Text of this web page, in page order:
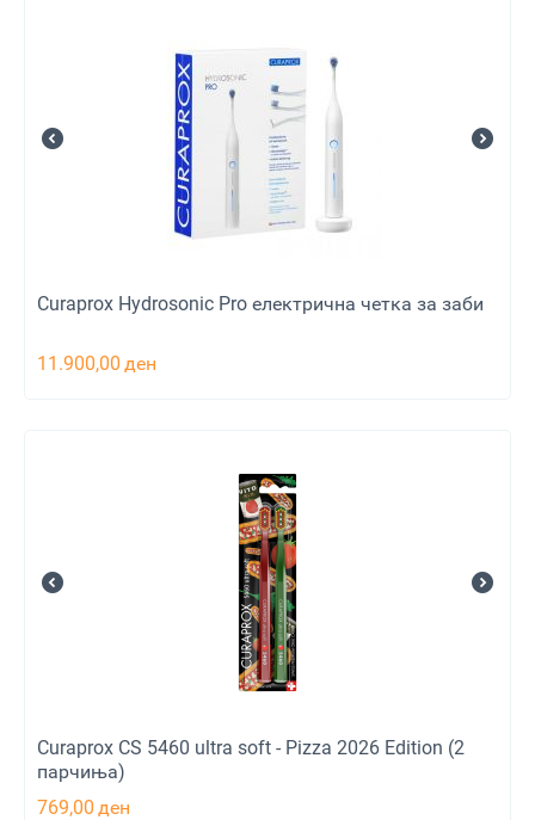
Curaprox Hydrosonic Pro електрична четка за заби
11.900,00 ден
Curaprox CS 5460 ultra soft - Pizza 2026 Edition (2
парчиња)
769,00 ден